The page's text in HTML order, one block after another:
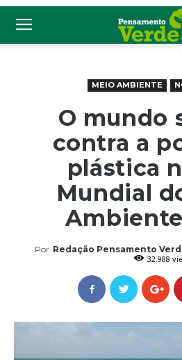
MEIO AMBIENTE
O mundo
contra a
plástica
Mundial
Por Redação Pensamento
32.988